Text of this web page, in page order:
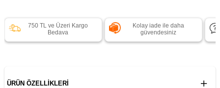
750 TL ve Üzeri Kargo
Bedava
Kolay iade ile daha
güvendesiniz
ÜRÜN ÖZELLIKLERI